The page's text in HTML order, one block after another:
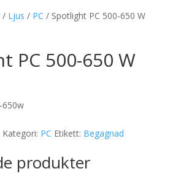
/ Ljus / PC / Spotlight PC 500-650 W
PC 500-650 W
650w
Kategori: PC Etikett: Begagnad
produkter